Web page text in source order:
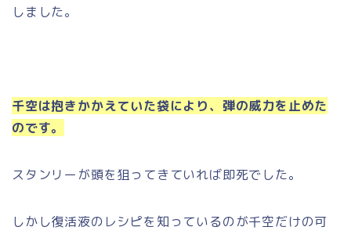
しました。
千空は抱きかかえていた袋により、弾の威力を止めた
のです。
スタンリーが頭を狙ってきていれば即死でした。
しかし復活液のレシピを知っているのが千空だけの可